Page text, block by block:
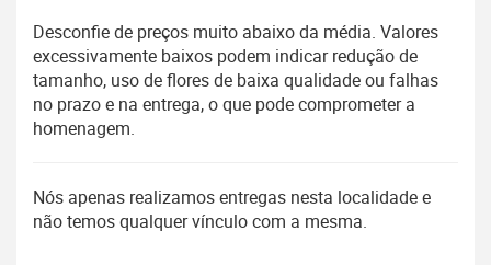
Desconfie de preços muito abaixo da média. Valores
excessivamente baixos podem indicar redução de
tamanho, uso de flores de baixa qualidade ou falhas
no prazo e na entrega, o que pode comprometer a
homenagem.
Nós apenas realizamos entregas nesta localidade e
não temos qualquer vínculo com a mesma.